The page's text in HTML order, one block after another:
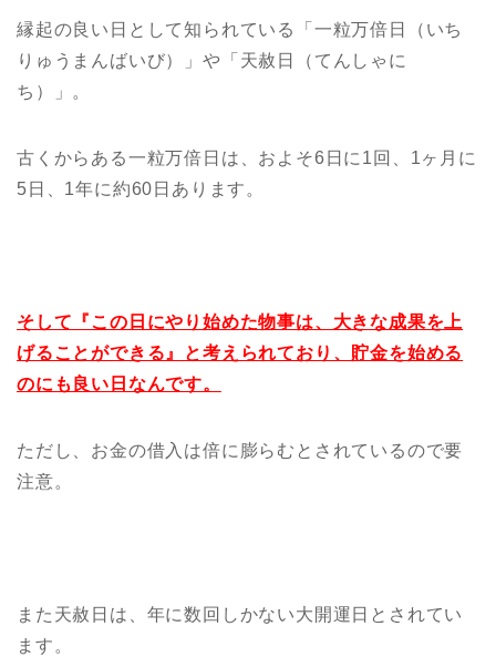
縁起の良い日として知られている「一粒万倍日（いち
りゅうまんばいび）」や「天赦日（てんしゃに
ち）」。
古くからある一粒万倍日は、およそ6日に1回、1ヶ月に
5日、1年に約60日あります。
そして『この日にやり始めた物事は、大きな成果を上
げることができる』と考えられており、貯金を始める
のにも良い日なんです。
ただし、お金の借入は倍に膨らむとされているので要
注意。
また天赦日は、年に数回しかない大開運日とされてい
ます。